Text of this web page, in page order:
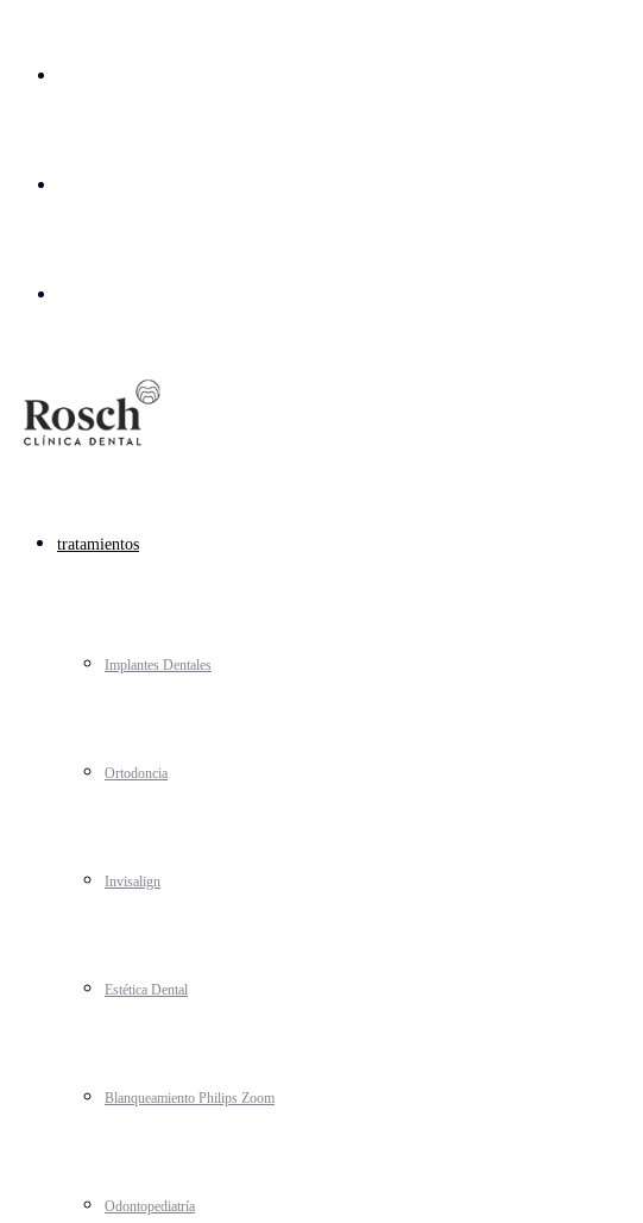
tratamientos
Implantes Dentales
Ortodoncia
Invisalign
Estética Dental
Blanqueamiento Philips Zoom
Odontopediatría